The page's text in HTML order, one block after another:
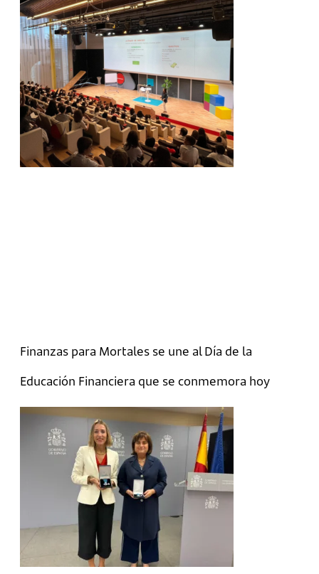
Finanzas para Mortales se une al Día de la
Educación Financiera que se conmemora hoy